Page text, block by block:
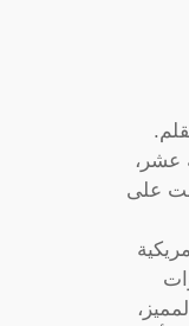
عشر،
على